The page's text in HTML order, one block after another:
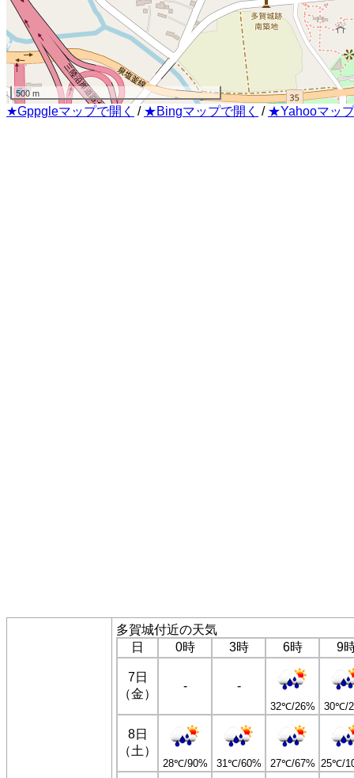
500 m
★Gppgleマップで開く / ★Bingマップで開く / ★Yahooマッ
多賀城付近の天気
日
0時 3時 6時 9
7日
（金）
- -
32℃/26% 30℃/
8日
（土）
28℃/90% 31℃/60% 27℃/67% 25℃/